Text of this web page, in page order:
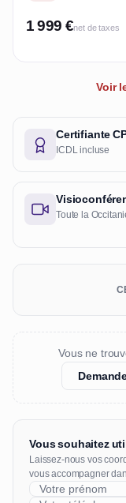
1 999 €net de taxes
Voir
Certifiante
ICDL incluse
Toute la
Vous ne
Vous souhaitez
Laissez-nous vos
vous accompagner